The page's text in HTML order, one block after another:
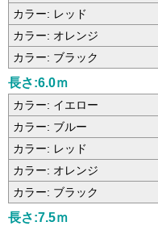
カラー: レッド
カラー: オレンジ
カラー: ブラック
長さ:6.0ｍ
カラー: イエロー
カラー: ブルー
カラー: レッド
カラー: オレンジ
カラー: ブラック
長さ:7.5ｍ